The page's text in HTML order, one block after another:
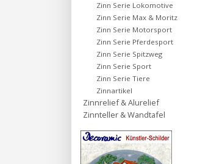
Zinn Serie Lokomotive
Zinn Serie Max & Moritz
Zinn Serie Motorsport
Zinn Serie Pferdesport
Zinn Serie Spitzweg
Zinn Serie Sport
Zinn Serie Tiere
Zinnartikel
Zinnrelief & Alurelief
Zinnteller & Wandtafel